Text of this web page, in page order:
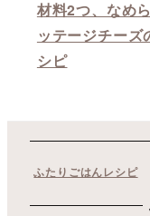
材料2つ、なめ
ッテージチーズ
シピ
ふたりごはんレシピ